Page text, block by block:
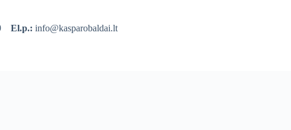
El.p.:info@kasparobaldai.lt